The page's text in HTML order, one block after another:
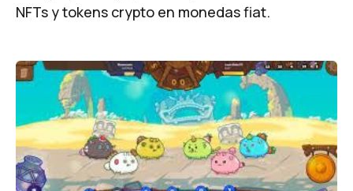
NFTs y tokens crypto en monedas fiat.